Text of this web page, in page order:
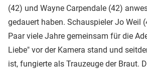
(42) und Wayne Carpendale (42)
gedauert haben. Schauspieler Jo Weil
Paar viele Jahre gemeinsam für die
Liebe" vor der Kamera stand und
ist, fungierte als Trauzeuge der Braut.